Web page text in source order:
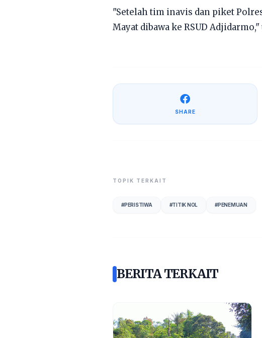
"Setelah tim inavis dan piket
Mayat dibawa ke RSUD
SHARE
TOPIK TERKAIT
#PERISTIWA #TITIK NOL #PENEMUAN
BERITA TERKAIT